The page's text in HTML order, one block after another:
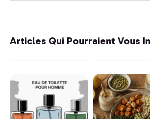
Articles Qui Pourraient Vous